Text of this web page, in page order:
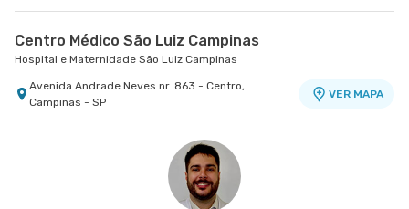
Centro Médico São Luiz Campinas
Hospital e Maternidade São Luiz Campinas
Avenida Andrade Neves nr. 863 - Centro,
Campinas - SP
VER MAPA